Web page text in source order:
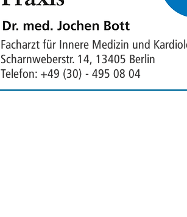
Facharzt für Innere Medizin und
Scharnweberstr. 14, 13405 Berlin
Telefon: +49 (30) - 495 08 04